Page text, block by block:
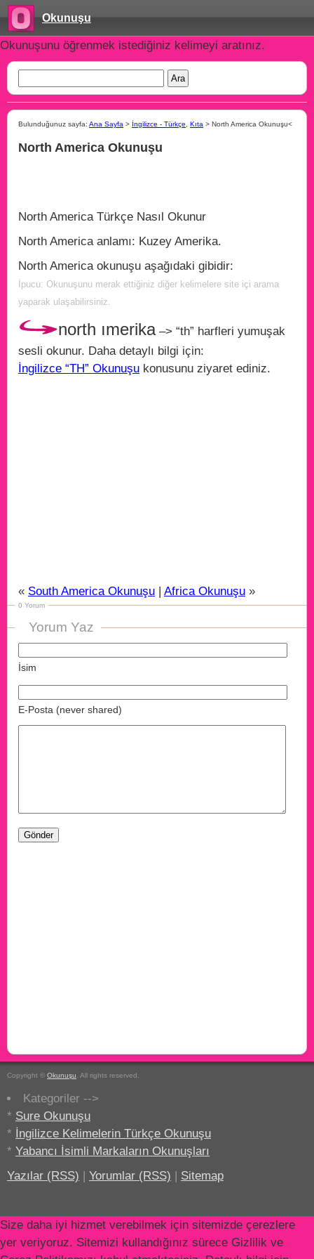
Okunuşu
Okunuşunu öğrenmek istediğiniz kelimeyi aratınız.
Bulunduğunuz sayfa: Ana Sayfa > İngilizce - Türkçe Kıta > North America Okunuşu<
North America Okunuşu
North America Türkçe Nasıl Okunur
North America anlamı: Kuzey Amerika.
North America okunuşu aşağıdaki gibidir:
İpucu: Okunuşunu merak ettiğiniz diğer kelimelere site içi arama
yaparak ulaşabilirsiniz.
north ımerika–> “th” harfleri yumuşak
sesli okunur. Daha detaylı bilgi için:
İngilizce “TH” Okunuşu konusunu ziyaret ediniz.
« South America Okunuşu | Africa Okunuşu »
0 Yorum
Yorum Yaz
İsim
E-Posta (never shared)
Copyright © Okunuşu . All rights reserved.
Kategoriler -->
* Sure Okunuşu
* İngilizce Kelimelerin Türkçe Okunuşu
* Yabancı İsimli Markaların Okunuşları
Yazılar (RSS) | Yorumlar (RSS) | Sitemap
Size daha iyi hizmet verebilmek için sitemizde çerezlere
yer veriyoruz. Sitemizi kullandığınız sürece Gizlilik ve